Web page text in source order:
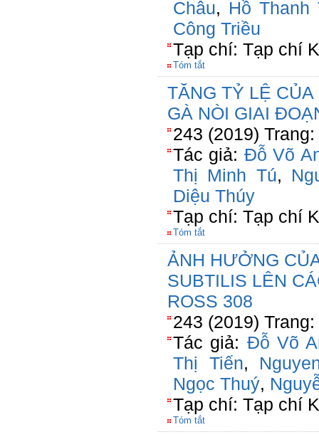
Châu, Hồ Thanh
Công Triều
Tạp chí: Tạp chí
Tóm tắt
TĂNG TỶ LỆ
GÀ NÒI GIAI
243 (2019)
Tác giả: Đỗ Võ
Thị Minh Tú,
Diệu Thúy
Tạp chí: Tạp chí
Tóm tắt
ẢNH HƯỞNG
SUBTILIS LÊN
ROSS 308
243 (2019)
Tác giả: Đỗ Võ
Thị Tiến,
Ngọc Thuý,
Tạp chí: Tạp chí
Tóm tắt